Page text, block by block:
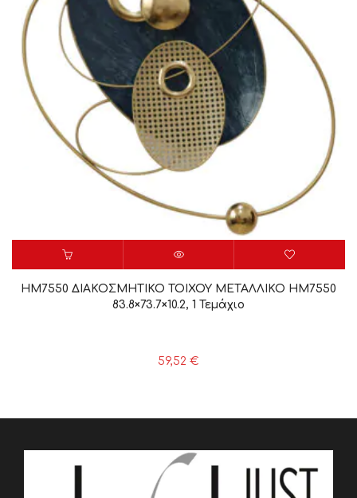
HM7550 ΔΙΑΚΟΣΜΗΤΙΚΟ ΤΟΙΧΟΥ ΜΕΤΑΛΛΙΚΟ HM7550
83.8×73.7×10.2, 1 Τεμάχιο
59,52 €